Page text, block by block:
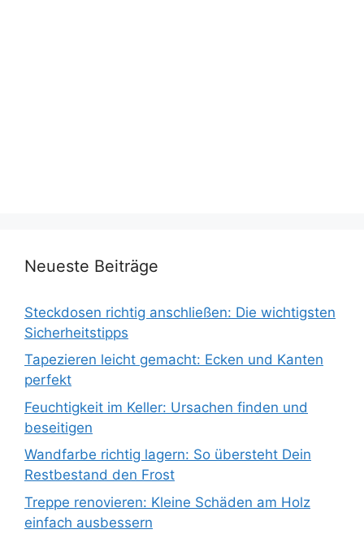
Neueste Beiträge
Steckdosen richtig anschließen: Die wichtigsten
Sicherheitstipps
Tapezieren leicht gemacht: Ecken und Kanten
perfekt
Feuchtigkeit im Keller: Ursachen finden und
beseitigen
Wandfarbe richtig lagern: So übersteht Dein
Restbestand den Frost
Treppe renovieren: Kleine Schäden am Holz
einfach ausbessern